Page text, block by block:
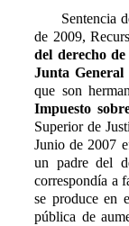
Sentencia
de 2009,
del derecho
Junta General
que son
Impuesto
Superior de
Junio de 2007
un padre del
correspondía a
se produce en
pública de